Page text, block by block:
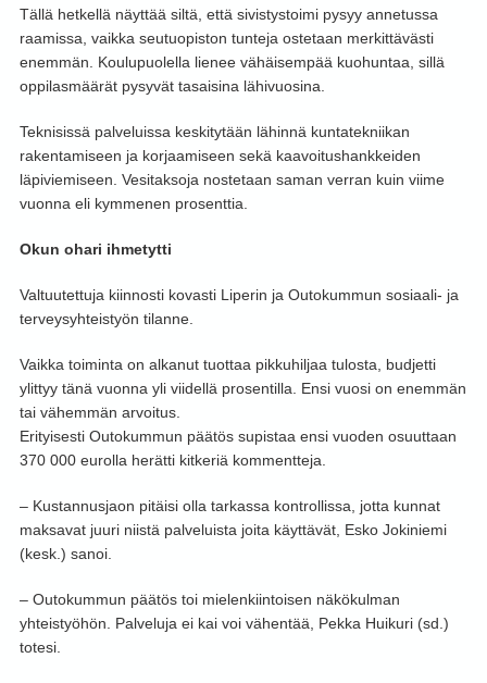
Tällä hetkellä näyttää siltä, että sivistystoimi pysyy annetussa
raamissa, vaikka seutuopiston tunteja ostetaan merkittävästi
enemmän. Koulupuolella lienee vähäisempää kuohuntaa, sillä
oppilasmäärät pysyvät tasaisina lähivuosina.
Teknisissä palveluissa keskitytään lähinnä kuntatekniikan
rakentamiseen ja korjaamiseen sekä kaavoitushankkeiden
läpiviemiseen. Vesitaksoja nostetaan saman verran kuin viime
vuonna eli kymmenen prosenttia.
Okun ohari ihmetytti
Valtuutettuja kiinnosti kovasti Liperin ja Outokummun sosiaali- ja
terveysyhteistyön tilanne.
Vaikka toiminta on alkanut tuottaa pikkuhiljaa tulosta, budjetti
ylittyy tänä vuonna yli viidellä prosentilla. Ensi vuosi on enemmän
tai vähemmän arvoitus.
Erityisesti Outokummun päätös supistaa ensi vuoden osuuttaan
370 000 eurolla herätti kitkeriä kommentteja.
– Kustannusjaon pitäisi olla tarkassa kontrollissa, jotta kunnat
maksavat juuri niistä palveluista joita käyttävät, Esko Jokiniemi
(kesk.) sanoi.
– Outokummun päätös toi mielenkiintoisen näkökulman
yhteistyöhön. Palveluja ei kai voi vähentää, Pekka Huikuri (sd.)
totesi.